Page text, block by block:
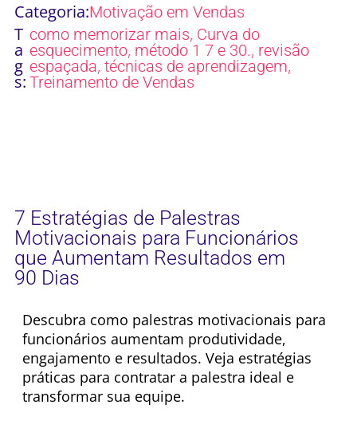
Categoria:Motivação em Vendas
T
a
g
s:
como memorizar mais, Curva do
esquecimento, método 1 7 e 30., revisão
espaçada,técnicas de aprendizagem,
Treinamento de Vendas
7 Estratégias de Palestras
Motivacionais para Funcionários
que Aumentam Resultados em
90 Dias
Descubra como palestras motivacionais para
funcionários aumentam produtividade,
engajamento e resultados. Veja estratégias
práticas para contratar a palestra ideal e
transformar sua equipe.